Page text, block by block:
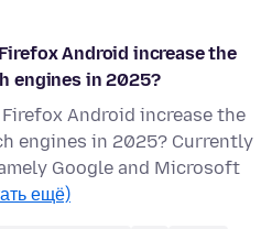
Android increase the
engines in 2025?
Android increase the
engines in 2025? Currently
Google and Microsoft
ещё)